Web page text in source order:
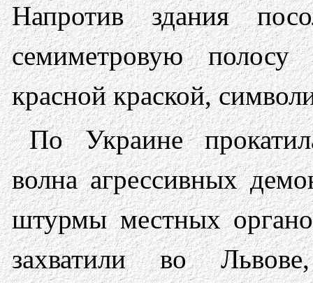
Напротив здания
семиметровую полосу
красной краской,
По Украине
волна агрессивных
штурмы местных
захватили во